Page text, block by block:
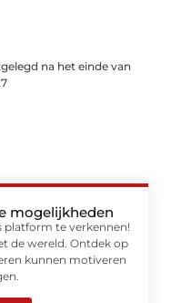
na het einde van
mogelijkheden
platform te verkennen!
de wereld. Ontdek op
kunnen motiveren